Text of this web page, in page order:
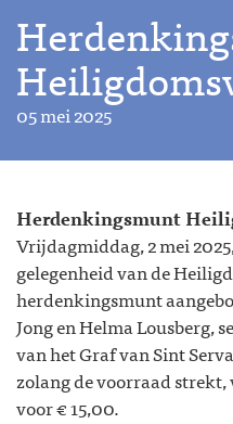
05 mei 2025
Herdenkingsmunt
Vrijdagmiddag, 2 mei
gelegenheid van de
herdenkingsmunt
Jong en Helma Lousberg,
van het Graf van Sint
zolang de voorraad strekt,
voor € 15,00.